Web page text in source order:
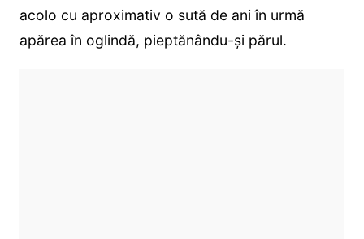
acolo cu aproximativ o sută de ani în urmă
apărea în oglindă, pieptănându-și părul.